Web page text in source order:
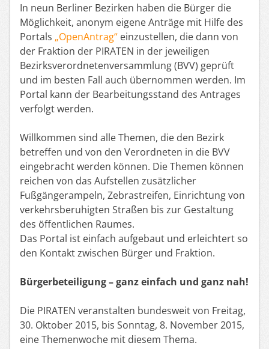
In neun Berliner Bezirken haben die Bürger die
Möglichkeit, anonym eigene Anträge mit Hilfe des
Portals „OpenAntrag“ einzustellen, die dann von
der Fraktion der PIRATEN in der jeweiligen
Bezirksverordnetenversammlung (BVV) geprüft
und im besten Fall auch übernommen werden. Im
Portal kann der Bearbeitungsstand des Antrages
verfolgt werden.
Willkommen sind alle Themen, die den Bezirk
betreffen und von den Verordneten in die BVV
eingebracht werden können. Die Themen können
reichen von das Aufstellen zusätzlicher
Fußgängerampeln, Zebrastreifen, Einrichtung von
verkehrsberuhigten Straßen bis zur Gestaltung
des öffentlichen Raumes.
Das Portal ist einfach aufgebaut und erleichtert so
den Kontakt zwischen Bürger und Fraktion.
Bürgerbeteiligung – ganz einfach und ganz nah!
Die PIRATEN veranstalten bundesweit von Freitag,
30. Oktober 2015, bis Sonntag, 8. November 2015,
eine Themenwoche mit diesem Thema.